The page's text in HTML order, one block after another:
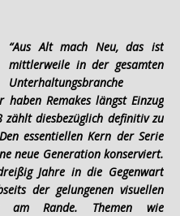
“Aus Alt mach Neu, das ist
mittlerweile in der gesamten
Unterhaltungsbranche
Remakes längst Einzug
zählt diesbezüglich definitiv zu
essentiellen Kern der Serie
neue Generation konserviert.
Jahre in die Gegenwart
der gelungenen visuellen
am Rande. Themen wie